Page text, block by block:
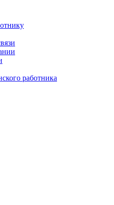
работника